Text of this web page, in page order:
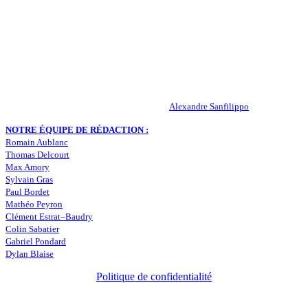
Alexandre Sanfilippo
NOTRE ÉQUIPE DE RÉDACTION :
Romain Aublanc
Thomas Delcourt
Max Amory
Sylvain Gras
Paul Bordet
Mathéo Peyron
Clément Estrat–Baudry
Colin Sabatier
Gabriel Pondard
Dylan Blaise
Politique de confidentialité